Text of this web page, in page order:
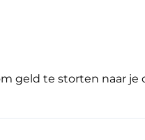
geld te storten naar je